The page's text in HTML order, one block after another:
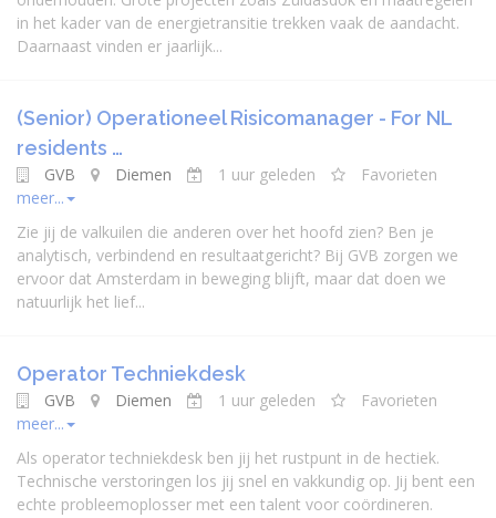
in het kader van de energietransitie trekken vaak de aandacht.
Daarnaast vinden er jaarlijk...
(Senior) Operationeel Risicomanager - For NL
residents …
GVB Diemen 1 uur geleden
Favorieten
meer...
Zie jij de valkuilen die anderen over het hoofd zien? Ben je
analytisch, verbindend en resultaatgericht? Bij GVB zorgen we
ervoor dat Amsterdam in beweging blijft, maar dat doen we
natuurlijk het lief...
Operator Techniekdesk
GVB Diemen 1 uur geleden
Favorieten
meer...
Als operator techniekdesk ben jij het rustpunt in de hectiek.
Technische verstoringen los jij snel en vakkundig op. Jij bent een
echte probleemoplosser met een talent voor coördineren.